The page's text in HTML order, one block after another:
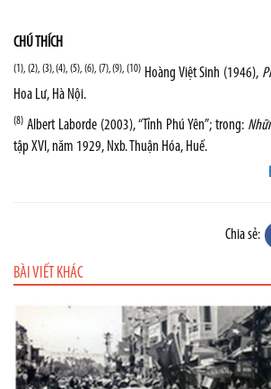
CHÚ THÍCH
(1), (2), (3), (4), (5), (6), (7), (9), (10) Hoàng Việt Sinh (1946),
Hoa Lư, Hà Nội.
(8) Albert Laborde (2003), “Tỉnh Phú Yên”; trong:
tập XVI, năm 1929, Nxb. Thuận Hóa, Huế.
Chia sẻ:
BÀI VIẾT KHÁC